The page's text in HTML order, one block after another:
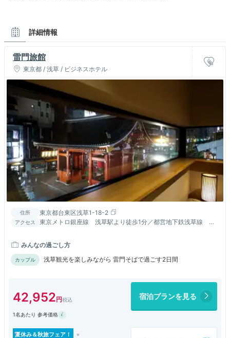
詳細情報
雷門旅館
東京都 / 浅草 / ビジネスホテル
住所 東京都台東区浅草1-18-2
アクセス
東京メトロ銀座線 浅草駅より徒歩1分／都営地下鉄浅草線 浅
みんなの過ごし方
カップル 浅草観光を楽しみながら 雷門そばで過ごす2日間
42,952 宿泊プランを見る
1名あたり 参考価格
夏休み＆秋旅フェア！